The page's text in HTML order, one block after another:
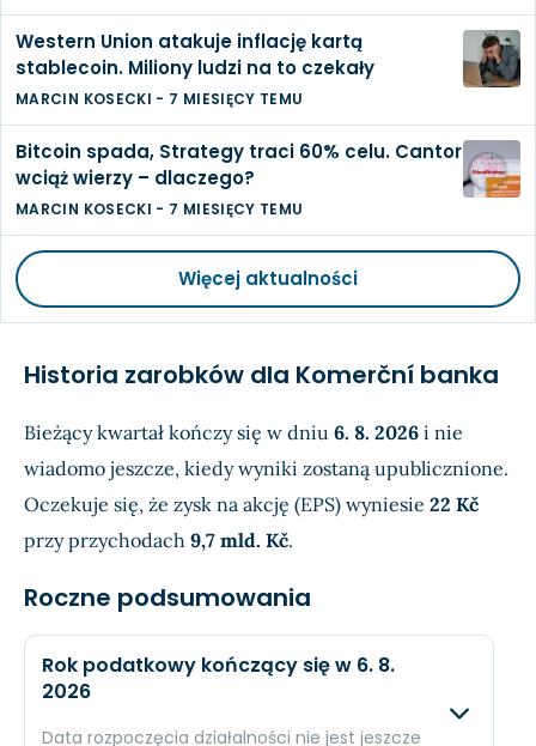
Western Union atakuje inflację kartą
stablecoin. Miliony ludzi na to czekały
MARCIN KOSECKI - 7 MIESIĘCY TEMU
Bitcoin spada, Strategy traci 60% celu. Cantor
wciąż wierzy – dlaczego?
MARCIN KOSECKI - 7 MIESIĘCY TEMU
Więcej aktualności
Historia zarobków dla Komerční banka
Bieżący kwartał kończy się w dniu 6. 8. 2026 i nie
wiadomo jeszcze, kiedy wyniki zostaną upublicznione.
Oczekuje się, że zysk na akcję (EPS) wyniesie 22 Kč
przy przychodach 9,7 mld. Kč.
Roczne podsumowania
Rok podatkowy kończący się w 6. 8.
2026
Data rozpoczęcia działalności nie jest jeszcze